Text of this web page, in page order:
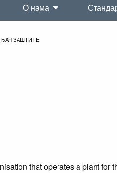
О нама
ЗАШТИТЕ
that operates a plant for